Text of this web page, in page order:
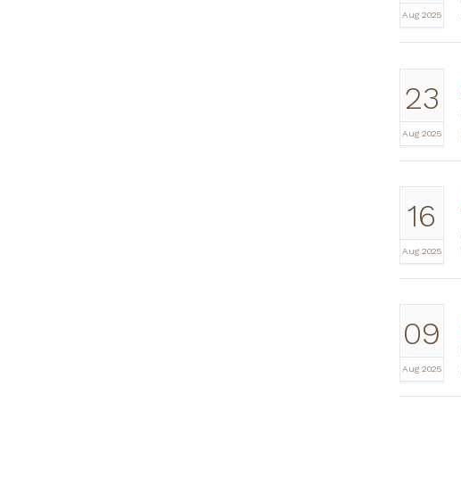
Aug 2025
23
Aug 2025
16
Aug 2025
09
Aug 2025